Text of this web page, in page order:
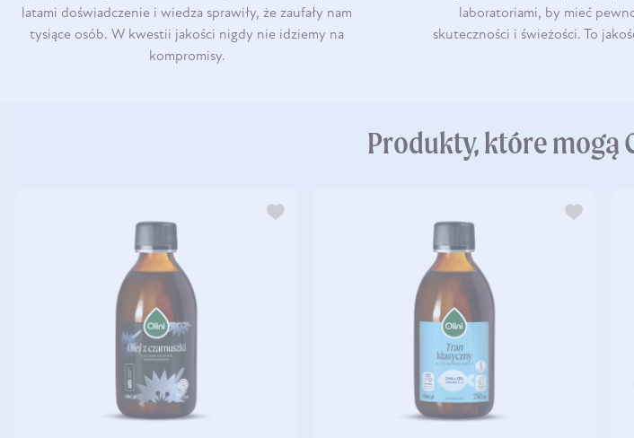
latami doświadczenie i wiedza sprawiły, że zaufały nam
tysiące osób. W kwestii jakości nigdy nie idziemy na
kompromisy.
laboratoriami, by mieć
skuteczności i świeżości. To
Produkty, które mogą